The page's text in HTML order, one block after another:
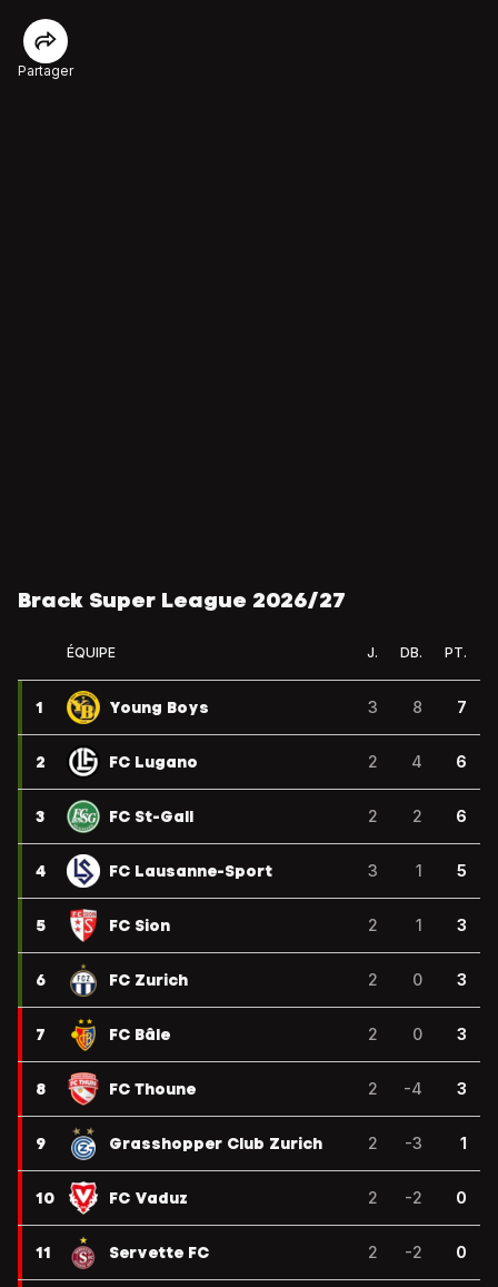
Partager
Brack Super League 2026/27
ÉQUIPE J. DB. PT.
1 Young Boys 3 8 7
2 FC Lugano 2 4 6
3 FC St-Gall 2 2 6
4 FC Lausanne-Sport 3 1 5
5 FC Sion 2 1 3
6 FC Zurich 2 0 3
7 FC Bâle 2 0 3
8 FC Thoune 2 -4 3
9 Grasshopper Club Zurich 2 -3 1
10 FC Vaduz 2 -2 0
11 Servette FC 2 -2 0